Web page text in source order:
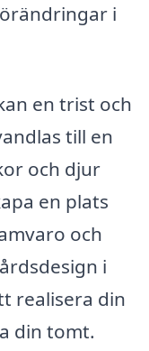
i
en trist och
till en
och djur
en plats
och
i
realisera din
din tomt.